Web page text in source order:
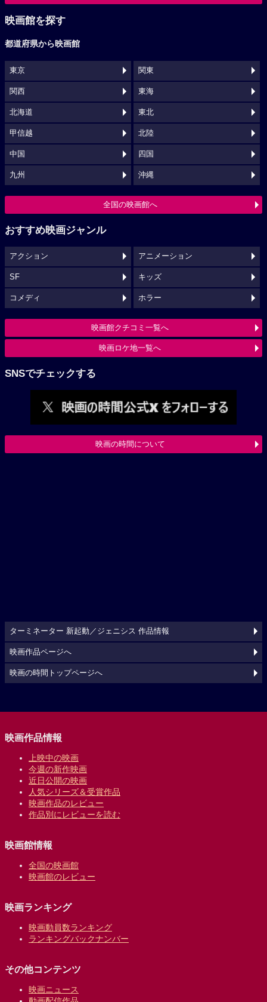
映画館を探す
都道府県から映画館
東京 関東
関西 東海
北海道 東北
甲信越 北陸
中国 四国
九州 沖縄
全国の映画館へ
おすすめ映画ジャンル
アクション アニメーション
SF キッズ
コメディ ホラー
映画館クチコミ一覧へ
映画ロケ地一覧へ
SNSでチェックする
映画の時間について
ターミネーター 新起動／ジェニシス 作品情報
映画作品ページへ
映画の時間トップページへ
映画作品情報
上映中の映画
今週の新作映画
近日公開の映画
人気シリーズ＆受賞作品
映画作品のレビュー
作品別にレビューを読む
映画館情報
全国の映画館
映画館のレビュー
映画ランキング
映画動員数ランキング
ランキングバックナンバー
その他コンテンツ
映画ニュース